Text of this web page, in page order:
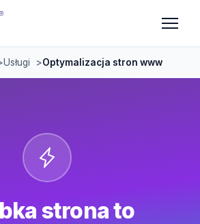
Usługi Optymalizacja stron www
strona to